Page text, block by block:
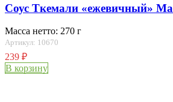
Соус Ткемали «ежевичный»
Масса нетто: 270 г
Артикул: 10670
239 ₽
В корзину